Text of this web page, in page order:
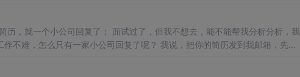
一个学生辞职了，约我吃饭。 他说，老师，最近投了很多简历，就一个小公司回复了； 面试过了，但我不想去，能不能帮我分析分析，我
么只有一家小公司回复了呢？ 我说，把你的简历发到我邮箱，先帮